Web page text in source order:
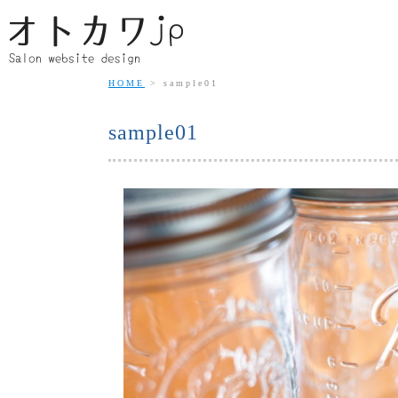
HOME sample01
sample01